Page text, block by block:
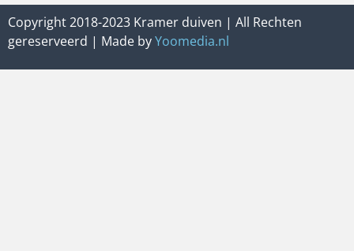
Copyright 2018-2023 Kramer duiven | All Rechten
gereserveerd | Made byYoomedia.nl